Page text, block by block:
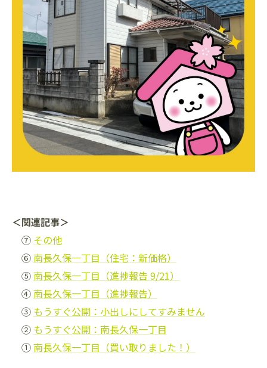
＜関連記事＞
⑦ その他
⑥南長久保一丁目（住宅：新価格）
⑤南長久保一丁目（進捗報告 9/21）
④南長久保一丁目（進捗報告）
③ もうすぐ公開：小出しにしてすみません
② もうすぐ公開：南長久保一丁目
①南長久保一丁目（買い取りました！）